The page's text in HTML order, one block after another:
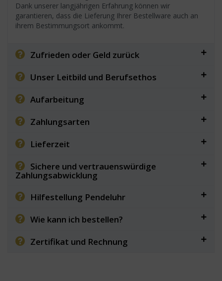
Dank unserer langjährigen Erfahrung können wir
garantieren, dass die Lieferung Ihrer Bestellware auch an
ihrem Bestimmungsort ankommt.
Zufrieden oder Geld zurück
Unser Leitbild und Berufsethos
Aufarbeitung
Zahlungsarten
Lieferzeit
Sichere und vertrauenswürdige
Zahlungsabwicklung
Hilfestellung Pendeluhr
Wie kann ich bestellen?
Zertifikat und Rechnung